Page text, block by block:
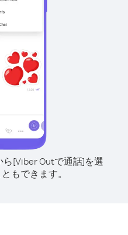
[Viber Outで通話]を選
もできます。